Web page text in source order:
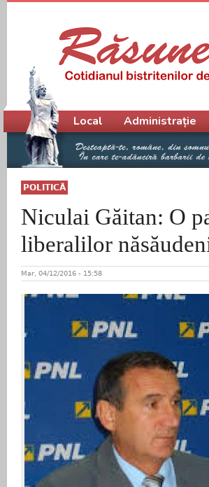
POLITICĂ
Niculai Găitan: O
liberalilor
Mar, 04/12/2016 - 15:58
Meniu principal
Local Administrație